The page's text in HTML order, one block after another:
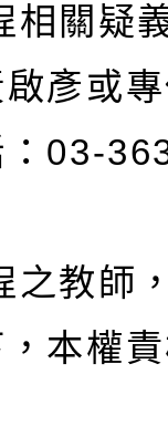
關疑
彥或
：03-
教師
本權